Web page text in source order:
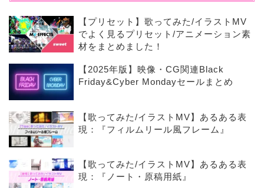
【プリセット】歌ってみた/イラストMV
でよく見るプリセット/アニメーション素
材をまとめました！
【2025年版】映像・CG関連Black
Friday&Cyber Mondayセールまとめ
【歌ってみた/イラストMV】あるある表
現：『フィルムリール風フレーム』
【歌ってみた/イラストMV】あるある表
現：『ノート・原稿用紙』